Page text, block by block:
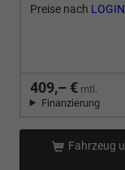
Preise nach LOGIN
409,– € mtl.
Finanzierung
Fahrzeug